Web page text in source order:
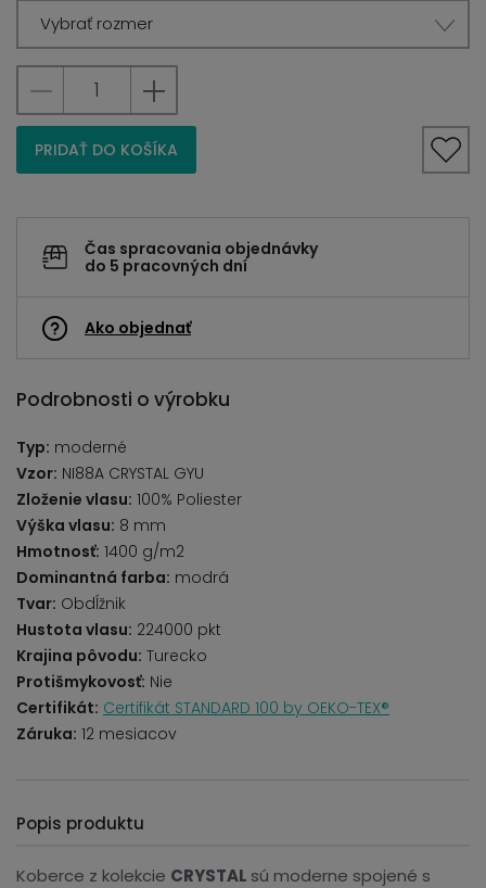
Vybrať rozmer
PRIDAŤ DO KOŠÍKA
Čas spracovania objednávky
do 5 pracovných dní
Ako objednať
Podrobnosti o výrobku
Typ: moderné
Vzor: NI88A CRYSTAL GYU
Zloženie vlasu: 100% Poliester
Výška vlasu: 8 mm
Hmotnosť: 1400 g/m2
Dominantná farba: modrá
Tvar: Obdĺžnik
Hustota vlasu: 224000 pkt
Krajina pôvodu: Turecko
Protišmykovosť: Nie
Certifikát: Certifikát STANDARD 100 by OEKO-TEX®
Záruka: 12 mesiacov
Popis produktu
Koberce z kolekcie CRYSTAL sú moderne spojené s